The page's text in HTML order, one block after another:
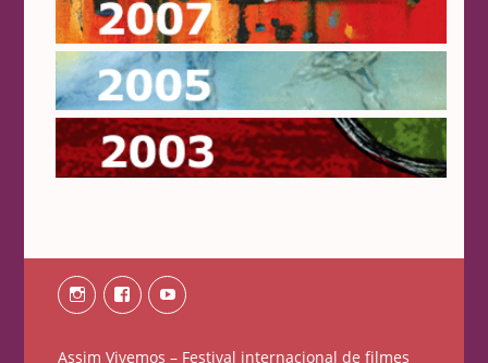
2007
2005
2003
InstagramFacebookYoutube
Assim Vivemos – Festival internacional de filmes